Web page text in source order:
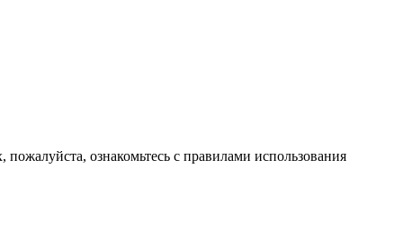
ознакомьтесь с правилами использования